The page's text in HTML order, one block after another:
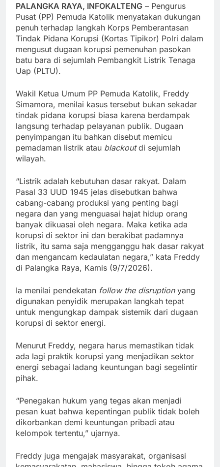
PALANGKA RAYA, INFOKALTENG – Pengurus
Pusat (PP) Pemuda Katolik menyatakan dukungan
penuh terhadap langkah Korps Pemberantasan
Tindak Pidana Korupsi (Kortas Tipikor) Polri dalam
mengusut dugaan korupsi pemenuhan pasokan
batu bara di sejumlah Pembangkit Listrik Tenaga
Uap (PLTU).
Wakil Ketua Umum PP Pemuda Katolik, Freddy
Simamora, menilai kasus tersebut bukan sekadar
tindak pidana korupsi biasa karena berdampak
langsung terhadap pelayanan publik. Dugaan
penyimpangan itu bahkan disebut memicu
pemadaman listrik atau blackoutdi sejumlah
wilayah.
“Listrik adalah kebutuhan dasar rakyat. Dalam
Pasal 33 UUD 1945 jelas disebutkan bahwa
cabang-cabang produksi yang penting bagi
negara dan yang menguasai hajat hidup orang
banyak dikuasai oleh negara. Maka ketika ada
korupsi di sektor ini dan berakibat padamnya
listrik, itu sama saja mengganggu hak dasar rakyat
dan mengancam kedaulatan negara,” kata Freddy
di Palangka Raya, Kamis (9/7/2026).
Ia menilai pendekatan follow the disruptionyang
digunakan penyidik merupakan langkah tepat
untuk mengungkap dampak sistemik dari dugaan
korupsi di sektor energi.
Menurut Freddy, negara harus memastikan tidak
ada lagi praktik korupsi yang menjadikan sektor
energi sebagai ladang keuntungan bagi segelintir
pihak.
“Penegakan hukum yang tegas akan menjadi
pesan kuat bahwa kepentingan publik tidak boleh
dikorbankan demi keuntungan pribadi atau
kelompok tertentu,” ujarnya.
Freddy juga mengajak masyarakat, organisasi